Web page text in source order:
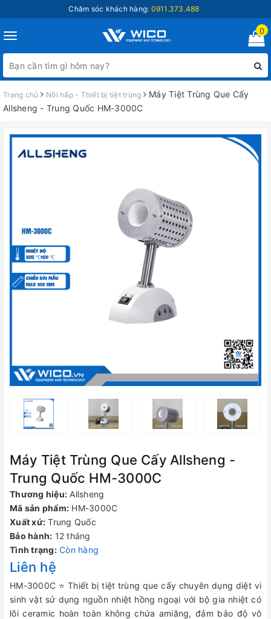
Chăm sóc khách hàng: 0911.373.488
Toggle
navigation
0
Trang chủ Nồi hấp - Thiết bị tiệt trùng
Máy Tiệt Trùng Que Cấy
Allsheng - Trung Quốc HM-3000C
Máy Tiệt Trùng Que Cấy Allsheng -
Trung Quốc HM-3000C
Thương hiệu: Allsheng
Mã sản phẩm: HM-3000C
Xuất xứ: Trung Quốc
Bảo hành: 12 tháng
Tình trạng: Còn hàng
Liên hệ
HM-3000C ⭐ Thiết bị tiệt trùng que cấy chuyên dụng diệt vi
sinh vật sử dụng nguồn nhiệt hồng ngoại với bộ gia nhiệt có
lõi ceramic hoàn toàn không chứa amiăng, đảm bảo độ vô